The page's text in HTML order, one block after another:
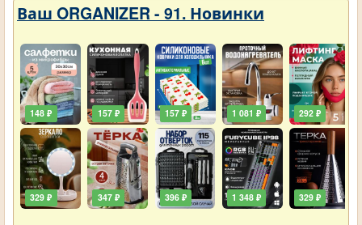
Ваш ORGANIZER - 91. Новинки
148 ₽
329 ₽
157 ₽
347 ₽
157 ₽
396 ₽
1 081 ₽
1 348 ₽
292 ₽
329 ₽